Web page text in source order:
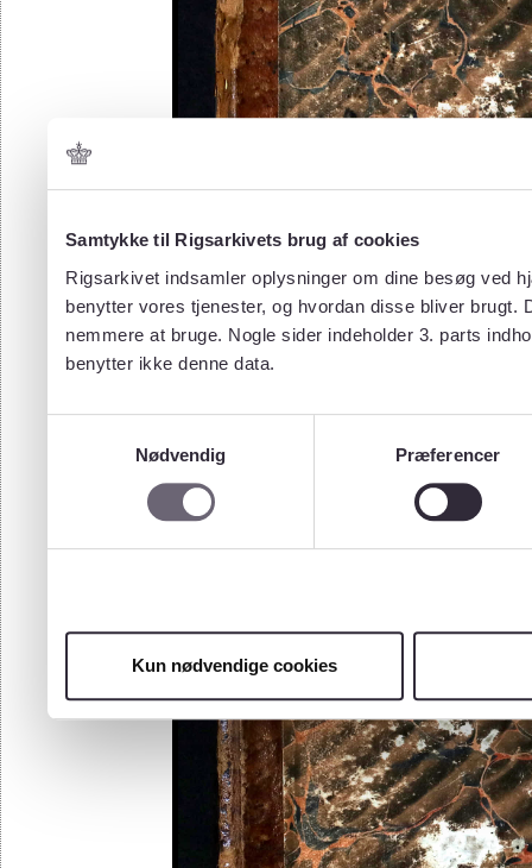
Samtykke til Rigsarkivets brug af cookies
Rigsarkivet indsamler oplysninger om dine besøg ved
benytter vores tjenester, og hvordan disse bliver
nemmere at bruge. Nogle sider indeholder 3. parts
benytter ikke denne data.
Nødvendig
Præferencer
Kun nødvendige cookies